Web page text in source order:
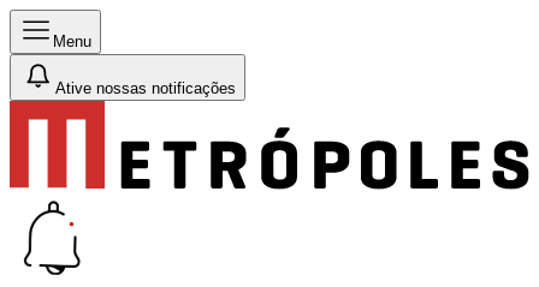
Menu
Ative nossas notificações